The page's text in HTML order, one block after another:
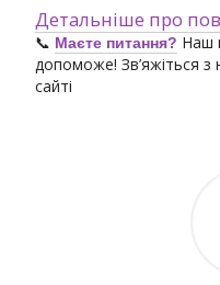
Детальніше про
📞 Маєте питання? Наш
допоможе! Зв’яжіться
сайті